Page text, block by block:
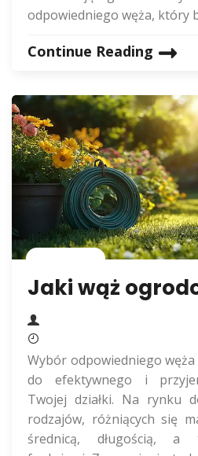
odpowiedniego węża, który
Continue Reading
Jaki wąż
Wybór odpowiedniego
do efektywnego i
Twojej działki. Na rynku
rodzajów, różniących się
średnicą, długością, a